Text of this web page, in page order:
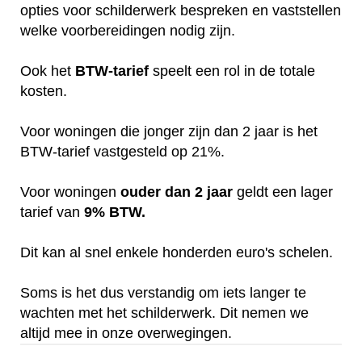
opties voor schilderwerk bespreken en vaststellen
welke voorbereidingen nodig zijn.
Ook het BTW-tarief speelt een rol in de totale
kosten.
Voor woningen die jonger zijn dan 2 jaar is het
BTW-tarief vastgesteld op 21%.
Voor woningen ouder dan 2 jaar geldt een lager
tarief van 9% BTW.
Dit kan al snel enkele honderden euro's schelen.
Soms is het dus verstandig om iets langer te
wachten met het schilderwerk. Dit nemen we
altijd mee in onze overwegingen.